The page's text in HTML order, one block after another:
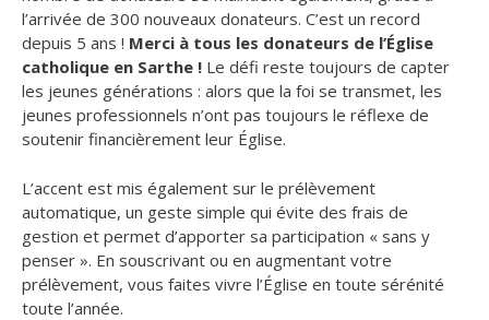
l’arrivée de 300 nouveaux donateurs. C’est un record
depuis 5 ans ! Merci à tous les donateurs de l’Église
catholique en Sarthe ! Le défi reste toujours de capter
les jeunes générations : alors que la foi se transmet, les
jeunes professionnels n’ont pas toujours le réflexe de
soutenir financièrement leur Église.
L’accent est mis également sur le prélèvement
automatique, un geste simple qui évite des frais de
gestion et permet d’apporter sa participation « sans y
penser ». En souscrivant ou en augmentant votre
prélèvement, vous faites vivre l’Église en toute sérénité
toute l’année.